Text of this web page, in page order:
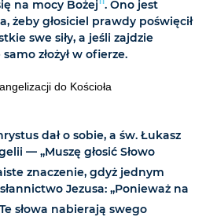
na mocy Bożej . Ono jest
żeby głosiciel prawdy poświęcił
swe siły, a jeśli zajdzie
złożył w ofierze.
do Kościoła
dał o sobie, a św. Łukasz
— „Muszę głosić Słowo
znaczenie, gdyż jednym
Jezusa: „Ponieważ na
słowa nabierają swego